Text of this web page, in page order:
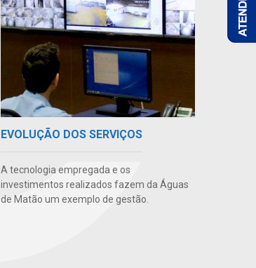
EVOLUÇÃO DOS SERVIÇOS
A tecnologia empregada e os
investimentos realizados fazem da Águas
de Matão um exemplo de gestão.